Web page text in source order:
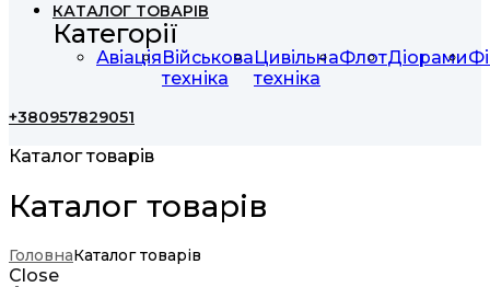
КАТАЛОГ ТОВАРІВ
Категорії
АвіаціяВійськова
техніка
Цивільна
техніка
ФлотДіорами
+380957829051
Каталог товарів
Каталог товарів
ГоловнаКаталог товарів
Close